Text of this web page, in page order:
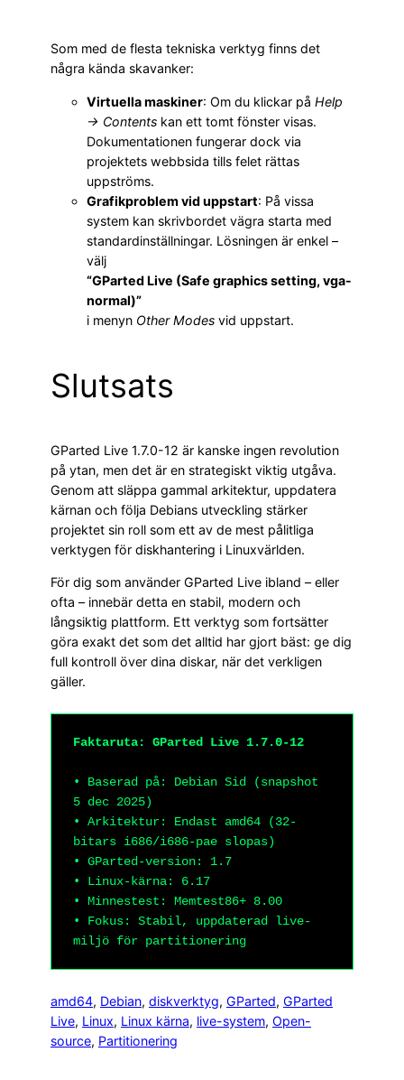
Som med de flesta tekniska verktyg finns det
några kända skavanker:
Virtuella maskiner: Om du klickar på Help
→ Contents kan ett tomt fönster visas.
Dokumentationen fungerar dock via
projektets webbsida tills felet rättas
uppströms.
Grafikproblem vid uppstart: På vissa
system kan skrivbordet vägra starta med
standardinställningar. Lösningen är enkel –
välj
“GParted Live (Safe graphics setting, vga-
normal)”
i menyn Other Modes vid uppstart.
Slutsats
GParted Live 1.7.0-12 är kanske ingen revolution
på ytan, men det är en strategiskt viktig utgåva.
Genom att släppa gammal arkitektur, uppdatera
kärnan och följa Debians utveckling stärker
projektet sin roll som ett av de mest pålitliga
verktygen för diskhantering i Linuxvärlden.
För dig som använder GParted Live ibland – eller
ofta – innebär detta en stabil, modern och
långsiktig plattform. Ett verktyg som fortsätter
göra exakt det som det alltid har gjort bäst: ge dig
full kontroll över dina diskar, när det verkligen
gäller.
Faktaruta: GParted Live 1.7.0-12
• Baserad på: Debian Sid (snapshot
5 dec 2025)
• Arkitektur: Endast amd64 (32-
bitars i686/i686-pae slopas)
• GParted-version: 1.7
• Linux-kärna: 6.17
• Minnestest: Memtest86+ 8.00
• Fokus: Stabil, uppdaterad live-
miljö för partitionering
amd64, Debian, diskverktyg, GParted, GParted
Live, Linux, Linux kärna, live-system, Open-
source, Partitionering